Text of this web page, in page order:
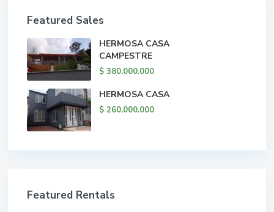
Featured Sales
HERMOSA CASA
CAMPESTRE
$ 380.000.000
HERMOSA CASA
$ 260.000.000
Featured Rentals